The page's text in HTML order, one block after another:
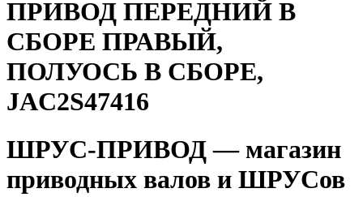
ПРИВОД ПЕРЕДНИЙ В
СБОРЕ ПРАВЫЙ,
ПОЛУОСЬ В СБОРЕ,
JAC2S47416
ШРУС-ПРИВОД — магазин
приводных валов и ШРУСов